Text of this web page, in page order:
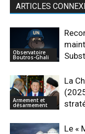
ARTICLES
Observatoire
Boutros-Ghali
Armement et
désarmement
La
Le «